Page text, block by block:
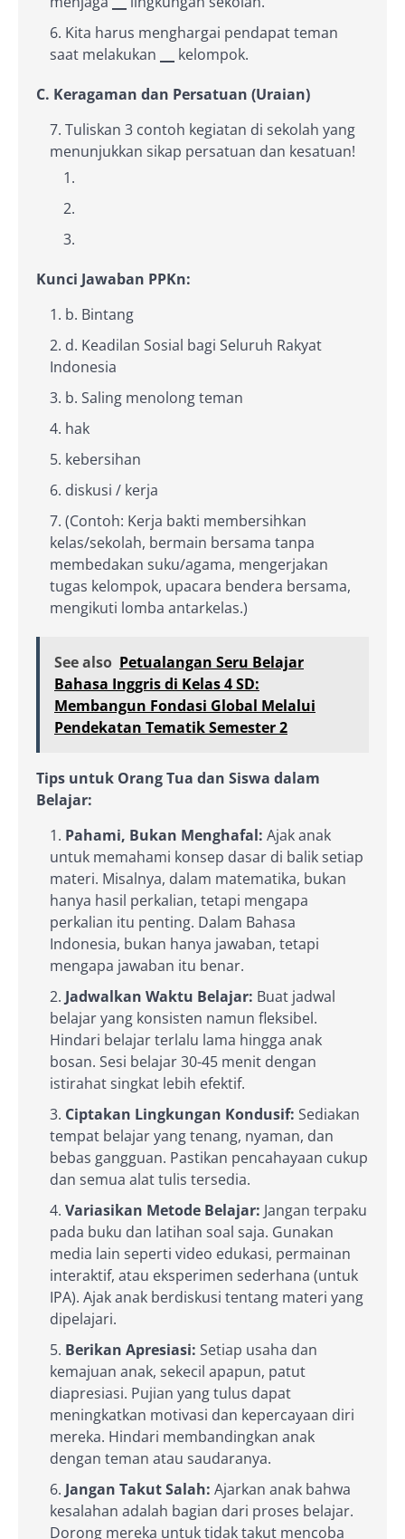
Kita harus menghargai pendapat teman
saat melakukan
kelompok.
C. Keragaman dan Persatuan (Uraian)
Tuliskan 3 contoh kegiatan di sekolah yang
menunjukkan sikap persatuan dan kesatuan!
Kunci Jawaban PPKn:
b. Bintang
d. Keadilan Sosial bagi Seluruh Rakyat
Indonesia
b. Saling menolong teman
hak
kebersihan
diskusi / kerja
(Contoh: Kerja bakti membersihkan
kelas/sekolah, bermain bersama tanpa
membedakan suku/agama, mengerjakan
tugas kelompok, upacara bendera bersama,
mengikuti lomba antarkelas.)
See also Petualangan Seru Belajar
Bahasa Inggris di Kelas 4 SD:
Membangun Fondasi Global Melalui
Pendekatan Tematik Semester 2
Tips untuk Orang Tua dan Siswa dalam
Belajar:
Pahami, Bukan Menghafal: Ajak anak
untuk memahami konsep dasar di balik setiap
materi. Misalnya, dalam matematika, bukan
hanya hasil perkalian, tetapi mengapa
perkalian itu penting. Dalam Bahasa
Indonesia, bukan hanya jawaban, tetapi
mengapa jawaban itu benar.
Jadwalkan Waktu Belajar: Buat jadwal
belajar yang konsisten namun fleksibel.
Hindari belajar terlalu lama hingga anak
bosan. Sesi belajar 30-45 menit dengan
istirahat singkat lebih efektif.
Ciptakan Lingkungan Kondusif: Sediakan
tempat belajar yang tenang, nyaman, dan
bebas gangguan. Pastikan pencahayaan cukup
dan semua alat tulis tersedia.
Variasikan Metode Belajar: Jangan terpaku
pada buku dan latihan soal saja. Gunakan
media lain seperti video edukasi, permainan
interaktif, atau eksperimen sederhana (untuk
IPA). Ajak anak berdiskusi tentang materi yang
dipelajari.
Berikan Apresiasi: Setiap usaha dan
kemajuan anak, sekecil apapun, patut
diapresiasi. Pujian yang tulus dapat
meningkatkan motivasi dan kepercayaan diri
mereka. Hindari membandingkan anak
dengan teman atau saudaranya.
Jangan Takut Salah: Ajarkan anak bahwa
kesalahan adalah bagian dari proses belajar.
Dorong mereka untuk tidak takut mencoba